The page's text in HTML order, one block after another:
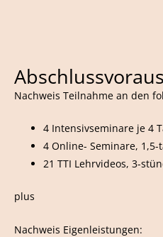
Nachweis Teilnahme an den
4 Intensivseminare je 4
4 Online- Seminare, 1,5-
21 TTI Lehrvideos, 3-
plus
Nachweis Eigenleistungen: